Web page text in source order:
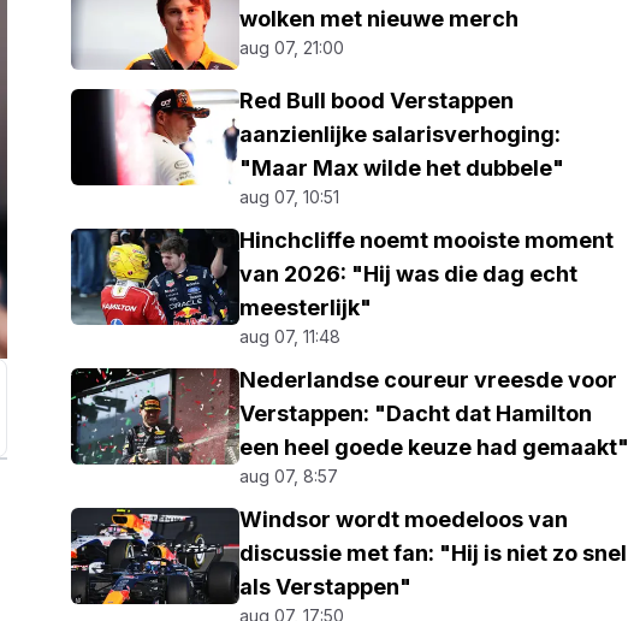
wolken met nieuwe merch
aug 07, 21:00
Red Bull bood Verstappen
aanzienlijke salarisverhoging:
"Maar Max wilde het dubbele"
aug 07, 10:51
Hinchcliffe noemt mooiste moment
van 2026: "Hij was die dag echt
meesterlijk"
aug 07, 11:48
Nederlandse coureur vreesde voor
Verstappen: "Dacht dat Hamilton
een heel goede keuze had gemaakt"
aug 07, 8:57
Windsor wordt moedeloos van
discussie met fan: "Hij is niet zo snel
als Verstappen"
aug 07, 17:50